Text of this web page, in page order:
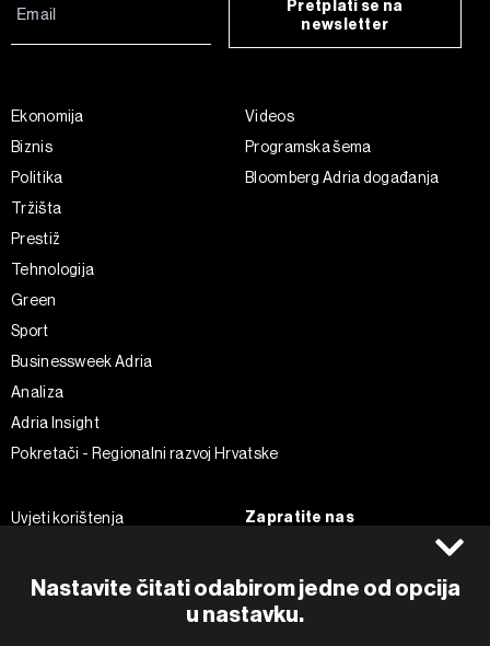
Nastavite čitati odabirom jedne od opcija
u nastavku.
Pretplati se na
newsletter
Ekonomija
Biznis
Politika
Tržišta
Prestiž
Tehnologija
Green
Sport
Businessweek Adria
Analiza
Adria Insight
Pokretači - Regionalni razvoj Hrvatske
Videos
Programska šema
Bloomberg Adria događanja
Uvjeti korištenja
Politika kolačića
Zapratite nas
Instagram
Twitter